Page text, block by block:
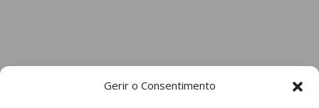
Gerir o Consentimento